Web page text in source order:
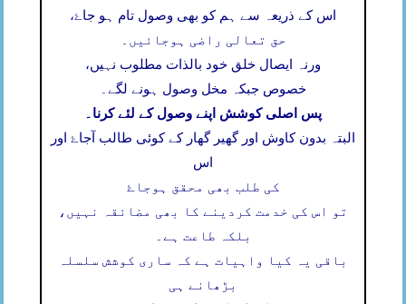
اس کے ذریعہ سے ہم کو بھی وصول تام ہو جاۓ،
حق تعالی راضی ہوجائیں۔
ورنہ ایصال خلق خود بالذات مطلوب نہیں،
خصوص جبکہ مخل وصول ہونے لگے۔
پس اصلی کوشش اپنے وصول کے لئے کرنا۔
البتہ بدون کاوش اور گھیر گھار کے کوئی طالب آجاۓ اور
اس
کی طلب بھی محقق ہوجاۓ
تو اس کی خدمت کردینے کا بھی مضائقہ نہیں،
بلکہ طاعت ہے۔
باقی یہ کیا واہیات ہے کہ ساری کوشش سلسلہ
بڑھانے ہی